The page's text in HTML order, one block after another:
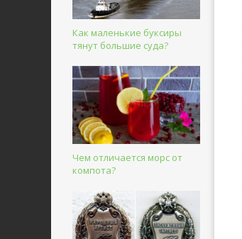
Как маленькие буксиры
тянут большие суда?
Чем отличается морс от
компота?